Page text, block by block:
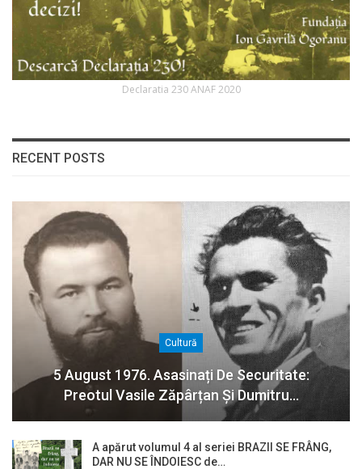
Declaratia 230 ANAF 2020
RECENT POSTS
Cultură
5 August 1976. Asasinați De Securitate:
Preotul Vasile Zăpârțan Și Dumitru…
A apărut volumul 4 al seriei BRAZII SE FRÂNG,
DAR NU SE ÎNDOIESC de…